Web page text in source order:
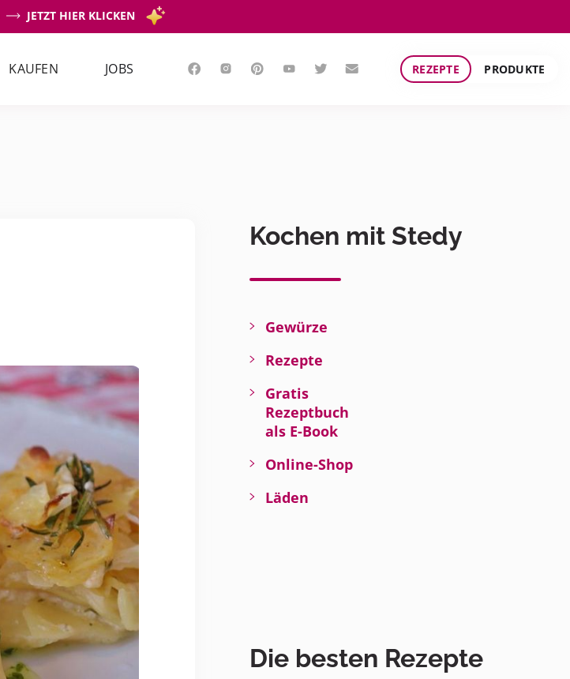
JETZT HIER KLICKEN
KAUFEN JOBS REZEPTE PRODUKTE
Kochen mit Stedy
Gewürze
Rezepte
Gratis
Rezeptbuch
als E-Book
Online-Shop
Läden
Die besten Rezepte